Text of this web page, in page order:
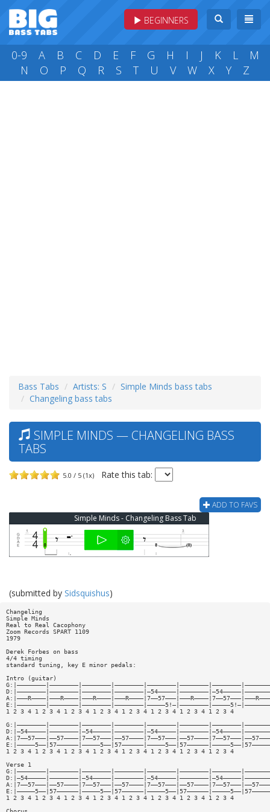
BEGINNERS
0-9 A B C D E F G H I J K L
M
N
O P Q R S T U V W X Y Z
Bass Tabs Artists: S
Simple Minds bass tabs
Changeling bass tabs
SIMPLE MINDS — CHANGELING BASS
TABS
5.0 / 5 (1x) Rate this tab:
ADD TO FAVS
Simple Minds - Changeling Bass Tab
(submitted by Sidsquishus)
Changeling
Simple Minds
Real to Real Cacophony
Zoom Records SPART 1109
1979
Derek Forbes on bass
4/4 timing
standard tuning, key E minor pedals:
Intro (guitar)
1 2 3 4 1 2 3 4 1 2 3 4 1 2 3 4 1 2 3 4 1 2 3 4 1 2 3 4 1 2 3 4
1 2 3 4 1 2 3 4 1 2 3 4 1 2 3 4 1 2 3 4 1 2 3 4 1 2 3 4 1 2 3 4
Verse 1
1 2 3 4 1 2 3 4 1 2 3 4 1 2 3 4 1 2 3 4 1 2 3 4 1 2 3 4 1 2 3 4